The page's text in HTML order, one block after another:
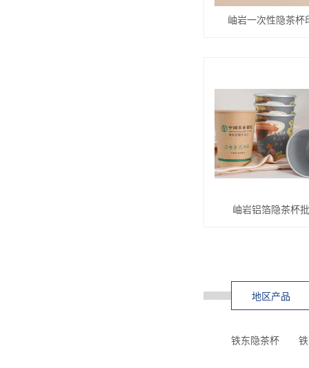
岫岩一次性隐茶杯
岫岩铝箔隐茶杯
地区产品
铁东隐茶杯